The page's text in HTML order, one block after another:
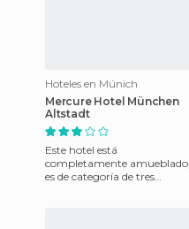
Hoteles en Múnich
Mercure Hotel München
Altstadt
Este hotel está
completamente amueblado,
es de categoría de tres